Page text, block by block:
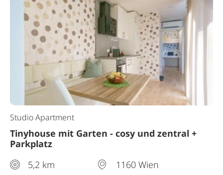
Studio Apartment
Tinyhouse mit Garten - cosy und zentral +
Parkplatz
5,2 km
1160 Wien